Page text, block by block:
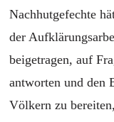
Nachhutgefechte
der
beigetragen, auf
antworten und den
Völkern zu